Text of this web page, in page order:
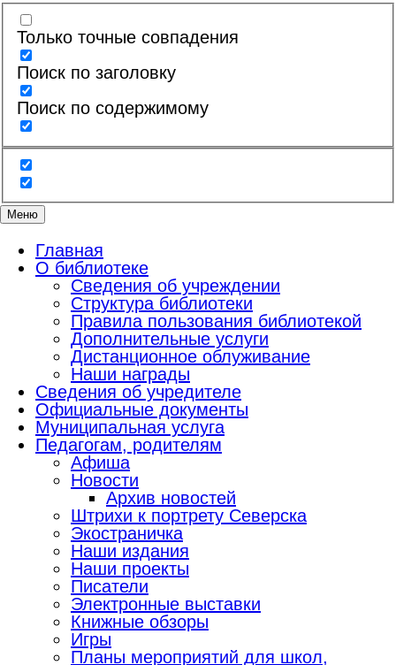
Только точные совпадения
Поиск по заголовку
Поиск по содержимому
Меню
Главная
О библиотеке
Сведения об учреждении
Структура библиотеки
Правила пользования библиотекой
Дополнительные услуги
Дистанционное облуживание
Наши награды
Сведения об учредителе
Официальные документы
Муниципальная услуга
Педагогам, родителям
Афиша
Новости
Архив новостей
Штрихи к портрету Северска
Экостраничка
Наши издания
Наши проекты
Писатели
Электронные выставки
Книжные обзоры
Игры
Планы мероприятий для школ,